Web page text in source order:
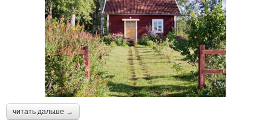
читать дальше →